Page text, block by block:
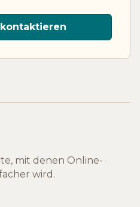
mit denen Online-
wird.